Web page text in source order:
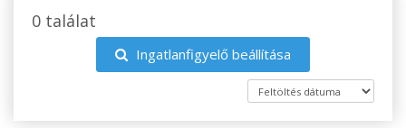
0 találat
Ingatlanfigyelő beállítása